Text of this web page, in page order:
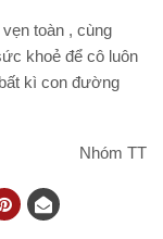
toàn , cùng
khoẻ để cô luôn
kì con đường
Nhóm TT